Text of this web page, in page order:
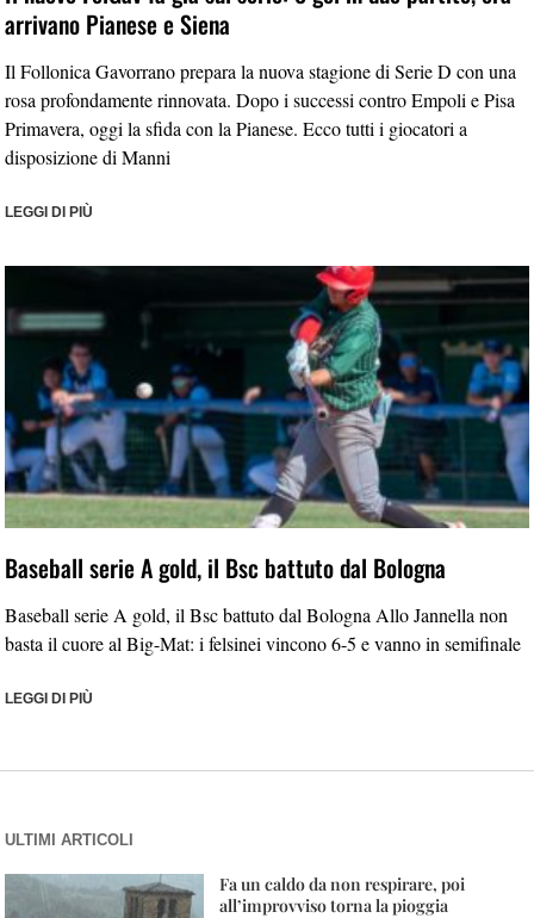
arrivano Pianese e Siena
Il Follonica Gavorrano prepara la nuova stagione di Serie D con una
rosa profondamente rinnovata. Dopo i successi contro Empoli e Pisa
Primavera, oggi la sfida con la Pianese. Ecco tutti i giocatori a
disposizione di Manni
LEGGI DI PIÙ
Baseball serie A gold, il Bsc battuto dal Bologna
Baseball serie A gold, il Bsc battuto dal Bologna Allo Jannella non
basta il cuore al Big-Mat: i felsinei vincono 6-5 e vanno in semifinale
LEGGI DI PIÙ
ULTIMI ARTICOLI
Fa un caldo da non respirare, poi
all’improvviso torna la pioggia